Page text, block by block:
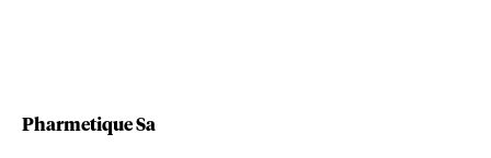
Pharmetique Sa